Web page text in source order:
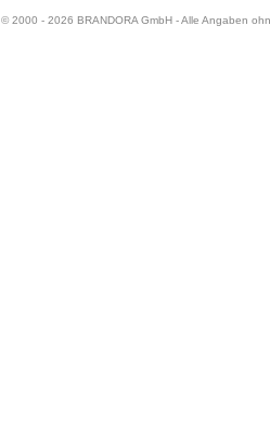
© 2000 - 2026 BRANDORA GmbH - Alle Angaben